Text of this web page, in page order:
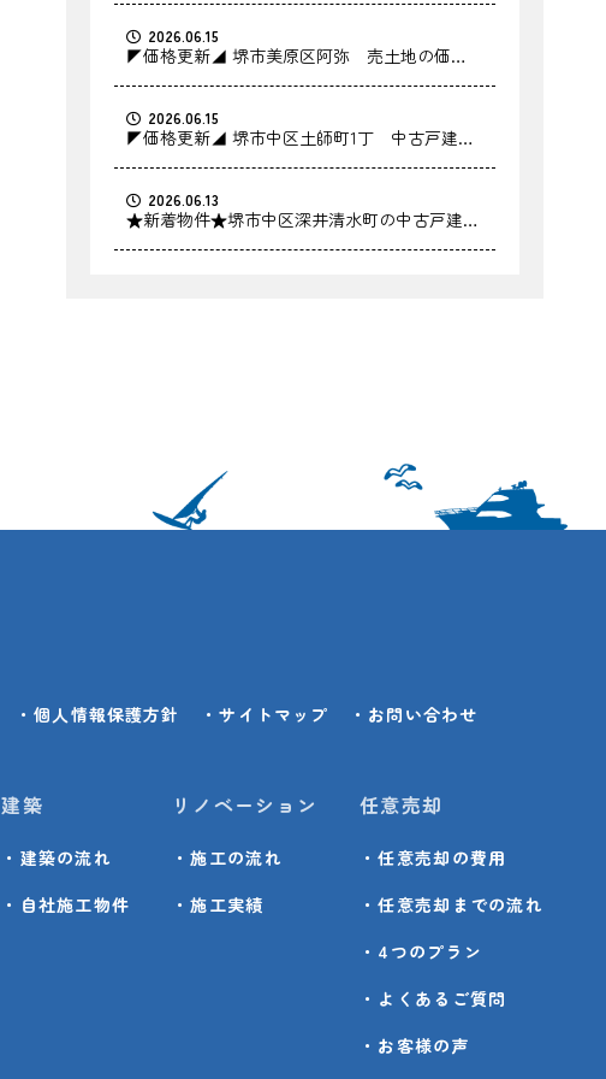
2026.06.15
◤価格更新◢ 堺市美原区阿弥 売土地の価格
2026.06.15
◤価格更新◢ 堺市中区土師町1丁 中古戸建の
2026.06.13
★新着物件★堺市中区深井清水町の中古戸建を
・個人情報保護方針 ・サイトマップ
・お問い合わせ
建築
・建築の流れ
・自社施工物件
リノベーション
・施工の流れ
・施工実績
任意売却
・任意売却の費用
・任意売却までの流れ
・4つのプラン
・よくあるご質問
・お客様の声